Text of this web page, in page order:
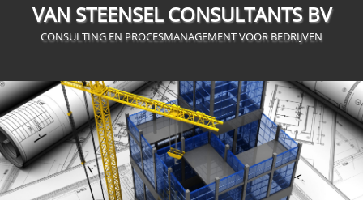
VAN STEENSEL CONSULTANTS BV
CONSULTING EN PROCESMANAGEMENT VOOR BEDRIJVEN